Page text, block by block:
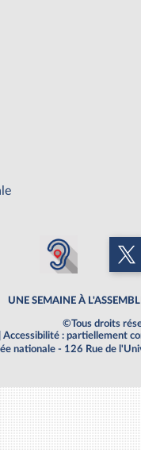
UNE SEMAINE À
©Tous droits
Accessibilité : partiellement
nationale - 126 Rue de